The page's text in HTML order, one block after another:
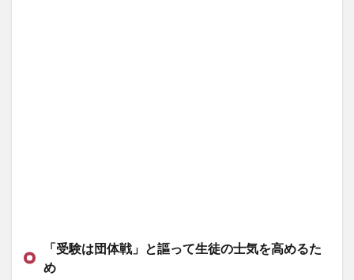
「受験は団体戦」と謳って生徒の士気を高めるた
め